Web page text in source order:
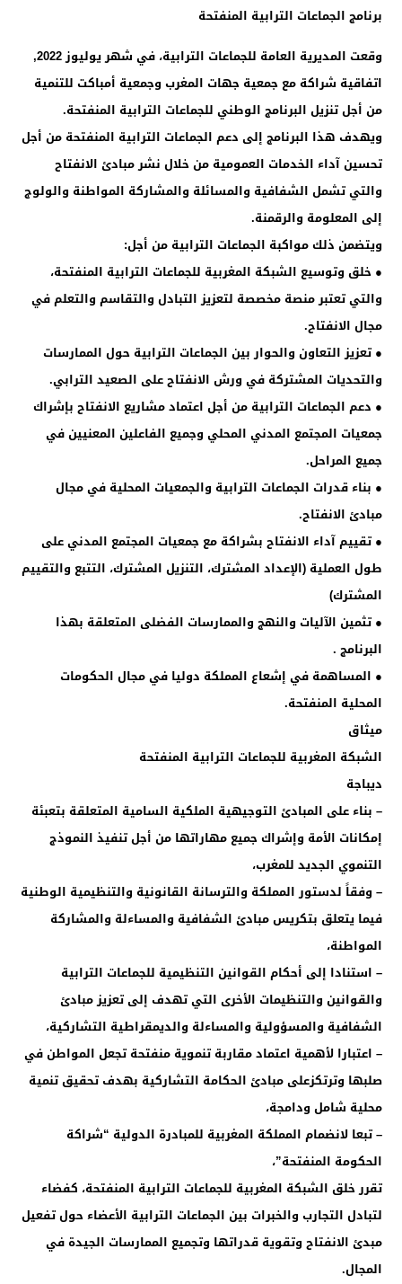
برنامج الجماعات الترابية المنفتحة
وقعت المديرية العامة للجماعات الترابية، في شهر يوليوز 2022,
اتفاقية شراكة مع جمعية جهات المغرب وجمعية أمباكت للتنمية
من أجل تنزيل البرنامج الوطني للجماعات الترابية المنفتحة.
ويهدف هذا البرنامج إلى دعم الجماعات الترابية المنفتحة من أجل
تحسين آداء الخدمات العمومية من خلال نشر مبادئ الانفتاح
والتي تشمل الشفافية والمسائلة والمشاركة المواطنة ‏والولوج
إلى المعلومة والرقمنة.
ويتضمن ذلك مواكبة الجماعات الترابية من أجل:
● خلق وتوسيع الشبكة المغربية للجماعات الترابية المنفتحة،
والتي تعتبر منصة مخصصة لتعزيز التبادل والتقاسم والتعلم في
مجال الانفتاح.
● تعزيز التعاون والحوار بين الجماعات الترابية حول الممارسات
والتحديات المشتركة في ورش الانفتاح على الصعيد الترابي.
● دعم الجماعات الترابية من أجل اعتماد مشاريع الانفتاح بإشراك
جمعيات المجتمع المدني المحلي وجميع الفاعلين المعنيين في
جميع المراحل.
● بناء قدرات الجماعات الترابية والجمعيات المحلية في مجال
مبادئ الانفتاح.
● تقييم آداء الانفتاح بشراكة مع جمعيات المجتمع المدني على
طول العملية (الإعداد المشترك، التنزيل المشترك، التتبع والتقييم
المشترك)
● تثمين الآليات والنهج والممارسات الفضلى المتعلقة بهذا
البرنامج .
● المساهمة في إشعاع المملكة دوليا في مجال الحكومات
المحلية المنفتحة.
ميثاق
الشبكة المغربية للجماعات الترابية المنفتحة
ديباجة
– بناء على المبادئ التوجيهية الملكية السامية المتعلقة بتعبئة
إمكانات الأمة وإشراك جميع مهاراتها من أجل تنفيذ النموذج
التنموي الجديد للمغرب،
– وفقاً لدستور المملكة والترسانة القانونية والتنظيمية الوطنية
فيما يتعلق بتكريس مبادئ الشفافية والمساءلة والمشاركة
المواطنة،
– استنادا إلى أحكام القوانين التنظيمية للجماعات الترابية
والقوانين والتنظيمات الأخرى التي تهدف إلى تعزيز مبادئ
الشفافية والمسؤولية والمساءلة والديمقراطية التشاركية،
– اعتبارا لأهمية اعتماد مقاربة تنموية منفتحة تجعل المواطن في
صلبها وترتكزعلى مبادئ الحكامة التشاركية بهدف تحقيق تنمية
محلية شامل ودامجة،
– تبعا لانضمام المملكة المغربية للمبادرة الدولية “شراكة
الحكومة المنفتحة”،
تقرر خلق الشبكة المغربية للجماعات الترابية المنفتحة، كفضاء
لتبادل التجارب والخبرات بين الجماعات الترابية الأعضاء حول تفعيل
مبدئ الانفتاح وتقوية قدراتها وتجميع الممارسات الجيدة في
المجال.